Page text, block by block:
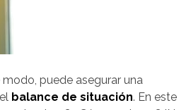
puede asegurar una
balance de situación. En este